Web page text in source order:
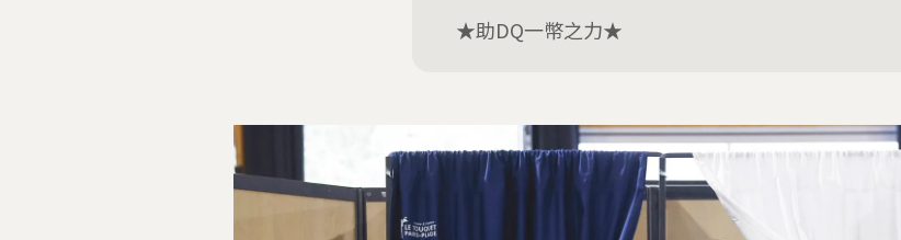
★助DQ一幣之力★